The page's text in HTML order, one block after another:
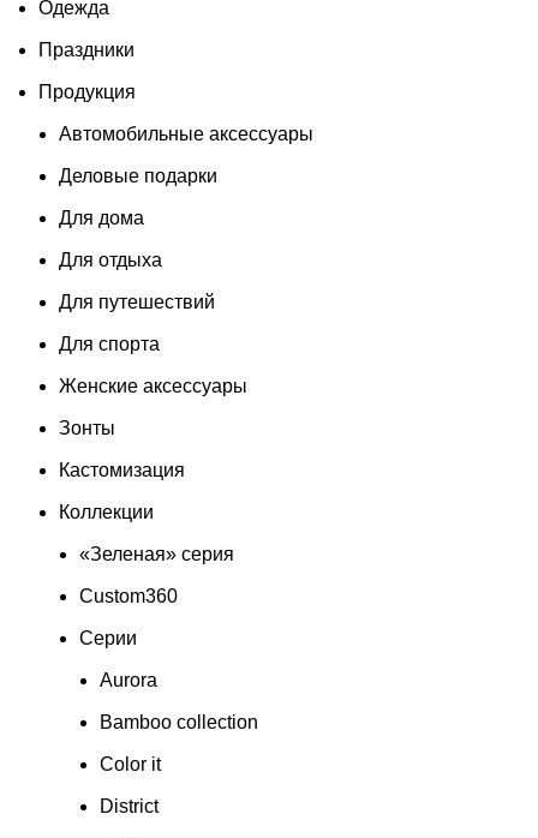
Одежда
Праздники
Продукция
Автомобильные аксессуары
Деловые подарки
Для дома
Для отдыха
Для путешествий
Для спорта
Женские аксессуары
Зонты
Кастомизация
Коллекции
«Зеленая» серия
Custom360
Серии
Aurora
Bamboo collection
Color it
District